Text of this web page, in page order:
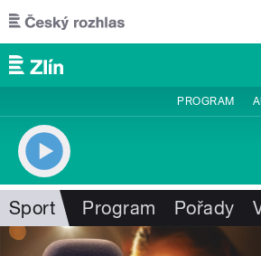
Přejít k hlavnímu obsahu
PROGRAM
Sport Program Pořady